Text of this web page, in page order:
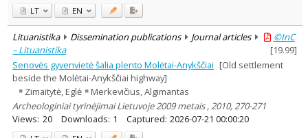
Lithuanian place names
Subject
Journal
LT EN
Lituanistika Dissemination publications Journal articles
©InC
– Lituanistika
[19.99]
Senovės gyvenvietė šalia plento Molėtai-Anykščiai [Old settlement
beside the Molėtai-Anykščiai highway]
Zimaitytė, Eglė
Merkevičius, Algimantas
Archeologiniai tyrinėjimai Lietuvoje 2009 metais , 2010, 270-271
Views: 20 Downloads: 1 Captured: 2026-07-21 00:00:20